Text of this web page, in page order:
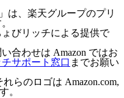
は、楽天グループのプリ
びリッチによる提供で
合わせは Amazon ではお
サポート窓口 までお願い
らのロゴは Amazon.com,
。